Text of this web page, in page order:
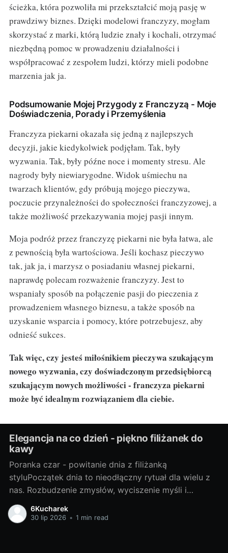
ścieżka, która pozwoliła mi przekształcić moją pasję w
prawdziwy biznes. Dzięki modelowi franczyzy, mogłam
skorzystać z marki, którą ludzie znały i kochali, otrzymać
niezbędną pomoc w prowadzeniu działalności i
współpracować z zespołem ludzi, którzy mieli podobne
marzenia jak ja.
Podsumowanie Mojej Przygody z Franczyzą - Moje
Doświadczenia, Porady i Przemyślenia
Franczyza piekarni okazała się jedną z najlepszych
decyzji, jakie kiedykolwiek podjęłam. Tak, były
wyzwania. Tak, były późne noce i momenty stresu. Ale
nagrody były niewiarygodne. Widok uśmiechu na
twarzach klientów, gdy próbują mojego pieczywa,
poczucie przynależności do społeczności franczyzowej, a
także możliwość przekazywania mojej pasji innym.
Moja podróż przez franczyzę piekarni nie była łatwa, ale
z pewnością była wartościowa. Jeśli kochasz pieczywo
tak, jak ja, i marzysz o posiadaniu własnej piekarni,
naprawdę polecam rozważenie franczyzy. Jest to
wspaniały sposób na połączenie pasji do pieczenia z
prowadzeniem własnego biznesu, a także sposób na
uzyskanie wsparcia i pomocy, które potrzebujesz, aby
odnieść sukces.
Tak więc, czy jesteś miłośnikiem pieczywa szukającym
nowego wyzwania, czy doświadczonym przedsiębiorcą
szukającym nowych możliwości - franczyza piekarni
może być idealnym rozwiązaniem dla ciebie.
Elegancja na co dzień - piękno filiżanek do
kawy
Poranka czar - powitanie dnia z filiżanką
styluPoczątek dnia to nieodłączny rytuał dla wielu z
nas. Rozbudzenie zmysłów, wyciszenie myśli i
subtelne przygotowanie do kolejnych godzin pełnych
wyzwań. W tym porannym spektaklu, na pierwszy
6Kucharek
30 lip 2026 • 1 min read